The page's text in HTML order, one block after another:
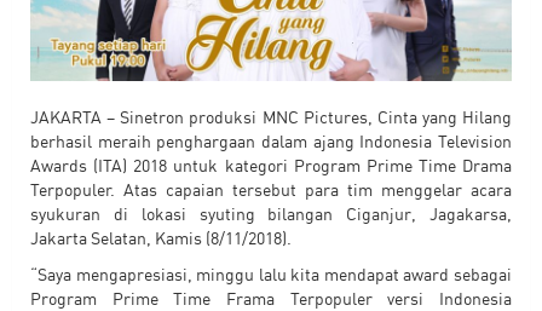
JAKARTA – Sinetron produksi MNC Pictures, Cinta yang Hilang
berhasil meraih penghargaan dalam ajang Indonesia Television
Awards (ITA) 2018 untuk kategori Program Prime Time Drama
Terpopuler. Atas capaian tersebut para tim menggelar acara
syukuran di lokasi syuting bilangan Ciganjur, Jagakarsa,
Jakarta Selatan, Kamis (8/11/2018).
“Saya mengapresiasi, minggu lalu kita mendapat award sebagai
Program Prime Time Frama Terpopuler versi Indonesia